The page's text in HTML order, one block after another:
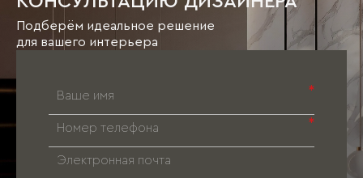
Подберём идеальное решение
для вашего интерьера
*
*